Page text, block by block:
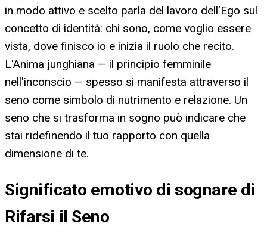
in modo attivo e scelto parla del lavoro dell'Ego sul
concetto di identità: chi sono, come voglio essere
vista, dove finisco io e inizia il ruolo che recito.
L'Anima junghiana — il principio femminile
nell'inconscio — spesso si manifesta attraverso il
seno come simbolo di nutrimento e relazione. Un
seno che si trasforma in sogno può indicare che
stai ridefinendo il tuo rapporto con quella
dimensione di te.
Significato emotivo di sognare di
Rifarsi il Seno